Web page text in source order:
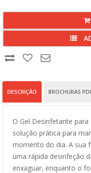
DESCRIÇÃO BROCHURAS
O Gel Desinfetante
solução prática para
momento do dia. A sua
uma rápida desinfeção
enxaguar, enquanto o